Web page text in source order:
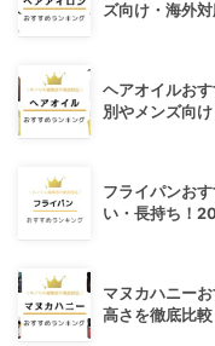
ズ向け・海外
ヘアオイルお
別やメンズ向け
フライパンお
い・長持ち！
マヌカハニー
高さを徹底比